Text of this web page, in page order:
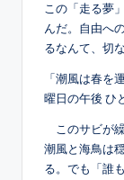
この「走る夢
んだ。自由へ
るなんて、切
「潮風は春を
曜日の午後 ひ
このサビが
潮風と海鳥は
る。でも「誰